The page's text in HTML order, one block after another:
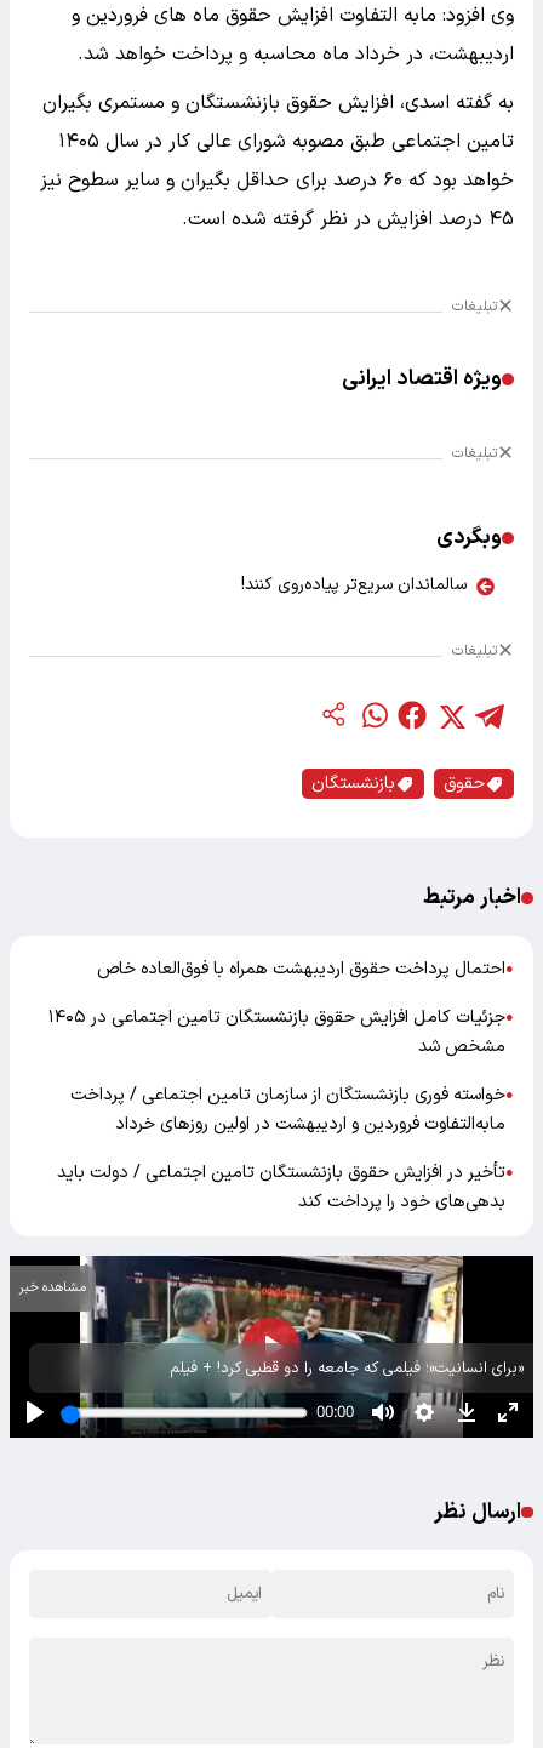
وی افزود: مابه التفاوت افزایش حقوق ماه های فروردین و
اردیبهشت، در خرداد ماه محاسبه و پرداخت خواهد شد.
به گفته اسدی، افزایش حقوق بازنشستگان و مستمری بگیران
تامین اجتماعی طبق مصوبه شورای عالی کار در سال ۱۴۰۵
خواهد بود که ۶۰ درصد برای حداقل بگیران و سایر سطوح نیز
۴۵ درصد افزایش در نظر گرفته شده است.
تبلیغات
ویژه اقتصاد ایرانی
تبلیغات
وبگردی
سالماندان سریع‌تر پیاده‌روی کنند!
تبلیغات
حقوق بازنشستگان
اخبار مرتبط
●احتمال پرداخت حقوق اردیبهشت همراه با فوق‌العاده خاص
●
جزئیات کامل افزایش حقوق بازنشستگان تامین اجتماعی در ۱۴۰۵
مشخص شد
●خواسته فوری بازنشستگان از سازمان تامین اجتماعی / پرداخت
مابه‌التفاوت فروردین و اردیبهشت در اولین روزهای خرداد
●تأخیر در افزایش حقوق بازنشستگان تامین اجتماعی / دولت باید
بدهی‌های خود را پرداخت کند
«برای انسانیت»؛ فیلمی که جامعه را دو قطبی کرد! + فیلم
مشاهده خبر
ارسال نظر